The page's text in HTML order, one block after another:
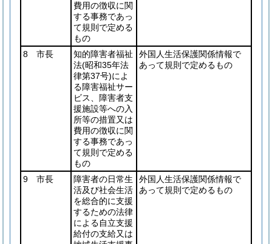
費用の徴収に関
する事務であっ
て規則で定める
もの
8 市長
知的障害者福祉
法(昭和35年法
律第37号)によ
る障害福祉サー
ビス、障害者支
援施設等への入
所等の措置又は
費用の徴収に関
する事務であっ
て規則で定める
もの
外国人生活保護関係情報で
あって規則で定めるもの
9 市長
障害者の日常生
活及び社会生活
を総合的に支援
するための法律
による自立支援
給付の支給又は
外国人生活保護関係情報で
あって規則で定めるもの